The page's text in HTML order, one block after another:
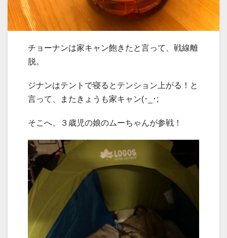
チョーナンは家キャン飽きたと言って、戦線離
脱。
ジナンはテントで寝るとテンション上がる！と
言って、またきょうも家キャン(･_･;
そこへ、３歳児の娘のムーちゃんが参戦！